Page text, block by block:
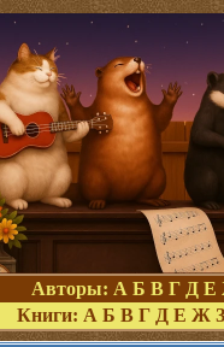
Авторы: А Б В Г Д Е
Книги: А Б В Г Д Е Ж З